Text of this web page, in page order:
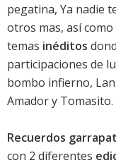
pegatina, Ya nadie
otros mas, así
temas inéditos
participaciones de
bombo infierno,
Amador y Tomasito.
Recuerdos
con 2 diferentes